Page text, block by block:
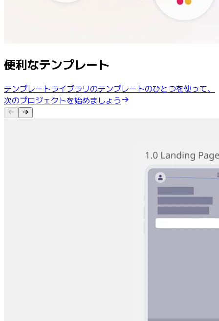
便利なテンプレート
テンプレートライブラリのテンプレートのひとつを使って、
次のプロジェクトを始めましょう